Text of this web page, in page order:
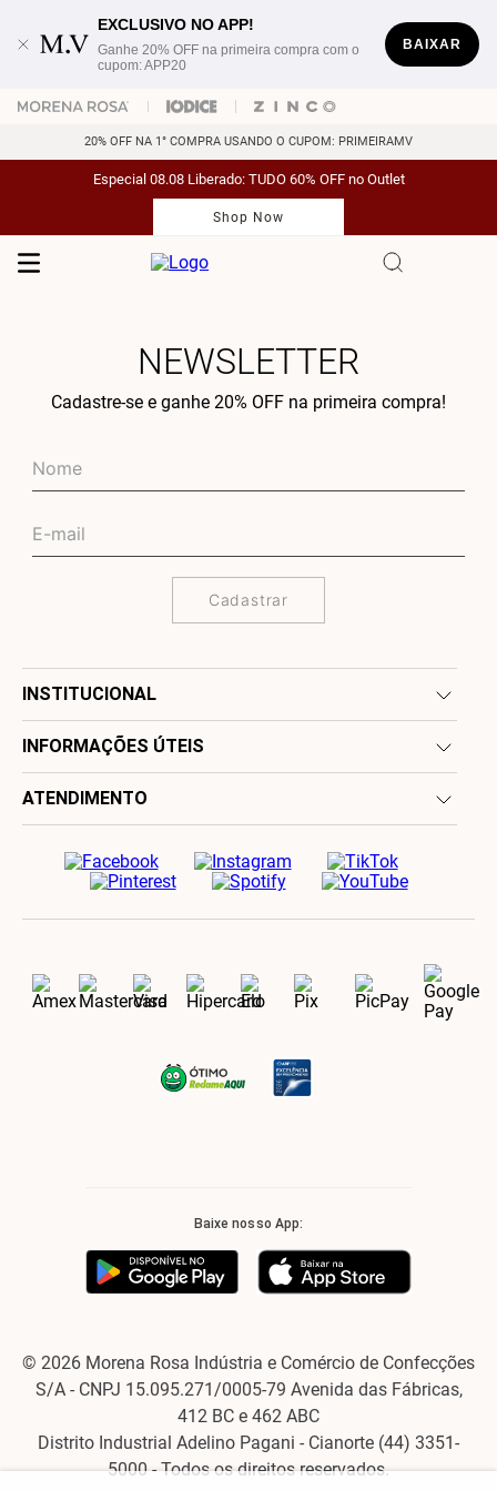
EXCLUSIVO NO APP!
Ganhe 20% OFF na primeira compra com o
cupom: APP20
BAIXAR
20% OFF NA 1° COMPRA USANDO O CUPOM: PRIMEIRAMV
Especial 08.08 Liberado: TUDO 60% OFF no Outlet
Shop Now
NEWSLETTER
Cadastre-se e ganhe 20% OFF na primeira compra!
Cadastrar
INSTITUCIONAL
INFORMAÇÕES ÚTEIS
ATENDIMENTO
Baixe nosso App:
© 2026 Morena Rosa Indústria e Comércio de Confecções
S/A - CNPJ 15.095.271/0005-79 Avenida das Fábricas,
412 BC e 462 ABC
Distrito Industrial Adelino Pagani - Cianorte (44) 3351-
5000 - Todos os direitos reservados.